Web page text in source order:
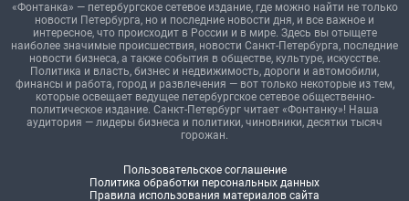
«Фонтанка» — петербургское сетевое издание, где можно найти не только
новости Петербурга, но и последние новости дня, и все важное и
интересное, что происходит в России и в мире. Здесь вы отыщете
наиболее значимые происшествия, новости Санкт-Петербурга, последние
новости бизнеса, а также события в обществе, культуре, искусстве.
Политика и власть, бизнес и недвижимость, дороги и автомобили,
финансы и работа, город и развлечения — вот только некоторые из тем,
которые освещает ведущее петербургское сетевое общественно-
политическое издание. Санкт-Петербург читает «Фонтанку»! Наша
аудитория — лидеры бизнеса и политики, чиновники, десятки тысяч
горожан.
Пользовательское соглашение
Политика обработки персональных данных
Правила использования материалов сайта